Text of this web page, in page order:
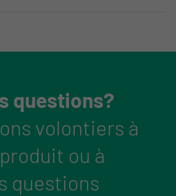
questions?
volontiers à
ou à
questions